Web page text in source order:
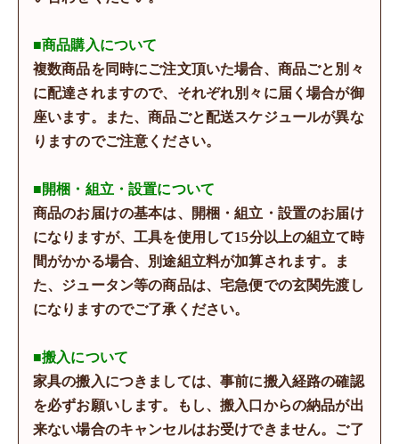
■商品購入について
複数商品を同時にご注文頂いた場合、商品ごと別々
に配達されますので、それぞれ別々に届く場合が御
座います。また、商品ごと配送スケジュールが異な
りますのでご注意ください。
■開梱・組立・設置について
商品のお届けの基本は、開梱・組立・設置のお届け
になりますが、工具を使用して15分以上の組立て時
間がかかる場合、別途組立料が加算されます。ま
た、ジュータン等の商品は、宅急便での玄関先渡し
になりますのでご了承ください。
■搬入について
家具の搬入につきましては、事前に搬入経路の確認
を必ずお願いします。もし、搬入口からの納品が出
来ない場合のキャンセルはお受けできません。ご了